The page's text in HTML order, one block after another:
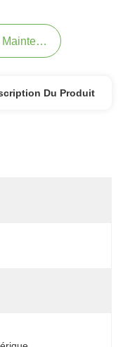
Maintenant.
Du Produit